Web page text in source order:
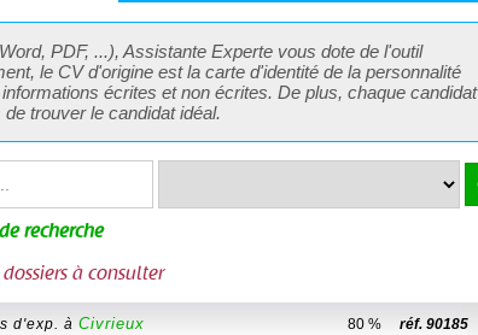
PDF, ...), Assistante Experte vous dote de l'outil
le CV d'origine est la carte d'identité de la personnalité
écrites et non écrites. De plus, chaque candidat
trouver le candidat idéal.
recherche
à consulter
d'exp. à Civrieux réf. 90185
80 %